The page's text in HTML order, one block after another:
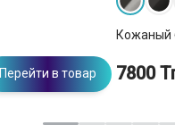
Перейти в товар
Кожаный
7800